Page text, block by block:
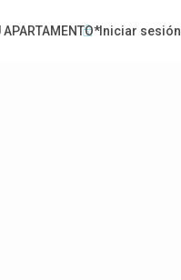
Iniciar sesión